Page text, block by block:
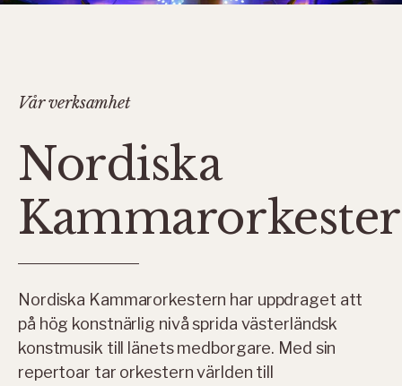
Vår verksamhet
Nordiska
Nordiska Kammarorkestern har uppdraget att
på hög konstnärlig nivå sprida västerländsk
konstmusik till länets medborgare. Med sin
repertoar tar orkestern världen till